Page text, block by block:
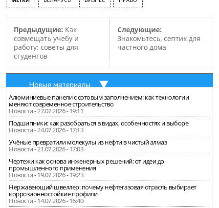
Предыдущие: Как
совмещать учебу и
работу: советы для
студентов
Следующие:
Знакомьтесь, септик для
частного дома
Новые материалы
Алюминиевые панели с сотовым заполнением: как технологии
меняют современное строительство
Новости - 27.07.2026 - 19:11
Подшипники: как разобраться в видах, особенностях и выборе
Новости - 24.07.2026 - 17:13
Учёные превратили молекулы из нефти в чистый алмаз
Новости - 21.07.2026 - 17:03
Чертежи как основа инженерных решений: от идеи до
промышленного применения
Новости - 19.07.2026 - 19:23
Нержавеющий швеллер: почему нефтегазовая отрасль выбирает
коррозионностойкие профили
Новости - 14.07.2026 - 16:40